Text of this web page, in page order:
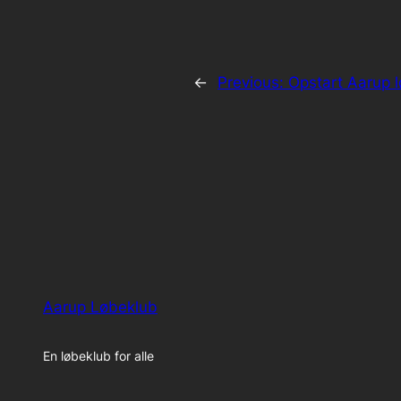
← Previous: Opstart Aarup
Aarup Løbeklub
En løbeklub for alle